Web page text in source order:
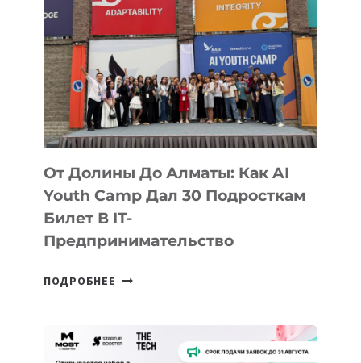
От Долины До Алматы: Как AI
Youth Camp Дал 30 Подросткам
Билет В IT-
Предпринимательство
ПОДРОБНЕЕ ОТ
АЛМАТЫ: